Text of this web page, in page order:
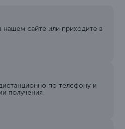
нашем сайте или приходите в
по телефону и
получения